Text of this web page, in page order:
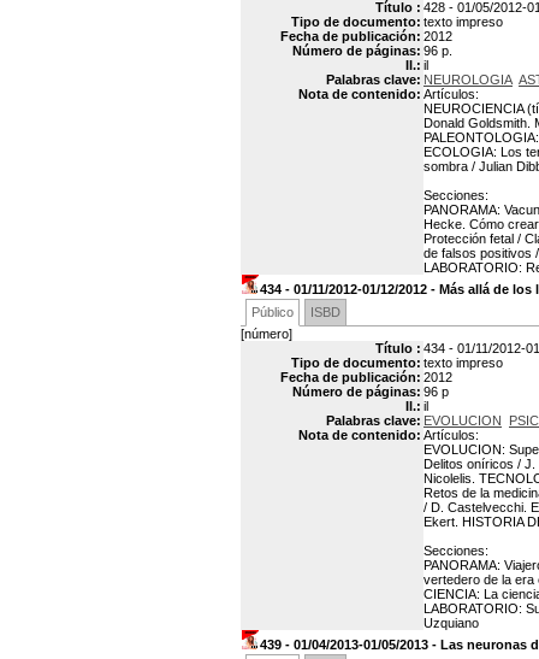
Título : 428 - 01/05/2012-
Tipo de documento: texto impreso
Fecha de publicación: 2012
Número de páginas: 96 p.
Il.: il
Palabras clave: NEUROLOGIA
Nota de contenido: Artículos:
NEUROCIENCIA
Donald Goldsmith.
ECOLOGIA: Los
sombra / Julian
Secciones:
PANORAMA:
Hecke. Cómo
Protección fetal /
de falsos positivos
LABORATORIO:
434 - 01/11/2012-01/12/2012 - Más allá de
Público
ISBD
[número]
Título : 434 - 01/11/2012-
Tipo de documento: texto impreso
Fecha de publicación: 2012
Número de páginas: 96 p
Il.: il
Palabras clave: EVOLUCION
Nota de contenido: Artículos:
EVOLUCION:
Delitos oníricos / J.
Nicolelis.
Retos de la
/ D. Castelvecchi.
Ekert. HISTORIA
Secciones:
PANORAMA:
vertedero de la era
CIENCIA: La
LABORATORIO:
Uzquiano
439 - 01/04/2013-01/05/2013 - Las neuronas